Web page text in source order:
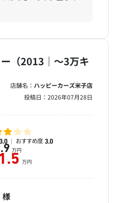
（2013｜～3万キ
店舗名： ハッピーカーズ米子店
投稿日： 2026年07月28日
3.0 おすすめ度 3.0
万円
万円
様